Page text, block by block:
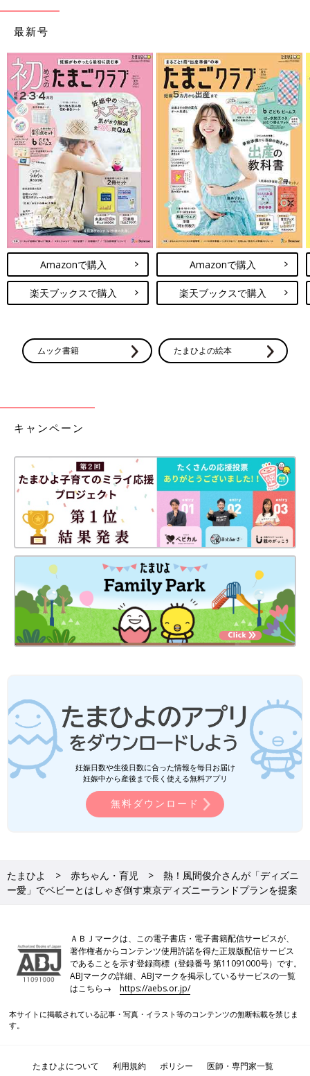
最新号
Amazonで購入
楽天ブックスで購入
Amazonで購入
楽天ブックスで購入
ムック書籍 たまひよの絵本
キャンペーン
妊娠日数や生後日数に合った情報を毎日お届け
妊娠中から産後まで長く使える無料アプリ
無料ダウンロード
たまひよ 赤ちゃん・育児
熱！風間俊介さんが「ディズニ
ー愛」でベビーとはしゃぎ倒す東京ディズニーランドプランを提案
ＡＢＪマークは、この電子書店・電子書籍配信サービスが、
著作権者からコンテンツ使用許諾を得た正規版配信サービス
であることを示す登録商標（登録番号 第11091000号）です。
ABJマークの詳細、ABJマークを掲示しているサービスの一覧
はこちら→https://aebs.or.jp/
本サイトに掲載されている記事・写真・イラスト等のコンテンツの無断転載を禁じま
す。
たまひよについて 利用規約 ポリシー 医師・専門家一覧